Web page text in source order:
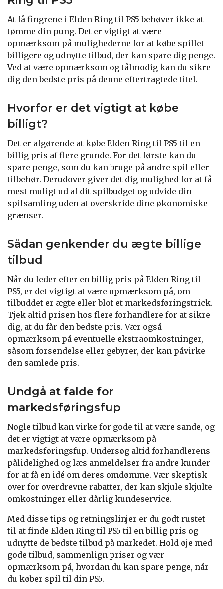
At få fingrene i Elden Ring til PS5 behøver ikke at
tømme din pung. Det er vigtigt at være
opmærksom på mulighederne for at købe spillet
billigere og udnytte tilbud, der kan spare dig penge.
Ved at være opmærksom og tålmodig kan du sikre
dig den bedste pris på denne eftertragtede titel.
Hvorfor er det vigtigt at købe
billigt?
Det er afgørende at købe Elden Ring til PS5 til en
billig pris af flere grunde. For det første kan du
spare penge, som du kan bruge på andre spil eller
tilbehør. Derudover giver det dig mulighed for at få
mest muligt ud af dit spilbudget og udvide din
spilsamling uden at overskride dine økonomiske
grænser.
Sådan genkender du ægte billige
tilbud
Når du leder efter en billig pris på Elden Ring til
PS5, er det vigtigt at være opmærksom på, om
tilbuddet er ægte eller blot et markedsføringstrick.
Tjek altid prisen hos flere forhandlere for at sikre
dig, at du får den bedste pris. Vær også
opmærksom på eventuelle ekstraomkostninger,
såsom forsendelse eller gebyrer, der kan påvirke
den samlede pris.
Undgå at falde for
markedsføringsfup
Nogle tilbud kan virke for gode til at være sande, og
det er vigtigt at være opmærksom på
markedsføringsfup. Undersøg altid forhandlerens
pålidelighed og læs anmeldelser fra andre kunder
for at få en idé om deres omdømme. Vær skeptisk
over for overdrevne rabatter, der kan skjule skjulte
omkostninger eller dårlig kundeservice.
Med disse tips og retningslinjer er du godt rustet
til at finde Elden Ring til PS5 til en billig pris og
udnytte de bedste tilbud på markedet. Hold øje med
gode tilbud, sammenlign priser og vær
opmærksom på, hvordan du kan spare penge, når
du køber spil til din PS5.